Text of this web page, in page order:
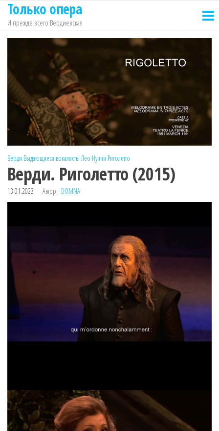
Перейти
содержимому
Только опера
И прежде всего Вердиевская
Верди Выдающиеся вокалисты Лео Нуччи Риголетто
Верди. Риголетто (2015)
13.01.2023 Автор: DOMNA